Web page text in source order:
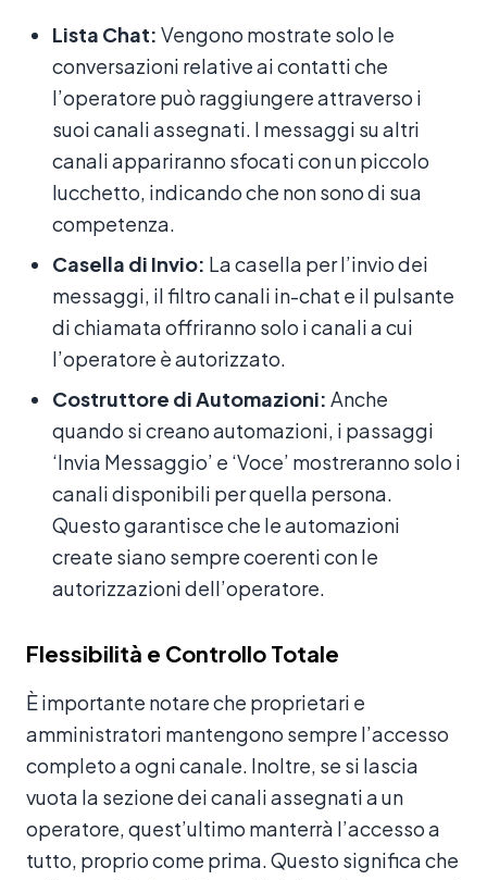
Lista Chat: Vengono mostrate solo le
conversazioni relative ai contatti che
l’operatore può raggiungere attraverso i
suoi canali assegnati. I messaggi su altri
canali appariranno sfocati con un piccolo
lucchetto, indicando che non sono di sua
competenza.
Casella di Invio: La casella per l’invio dei
messaggi, il filtro canali in-chat e il pulsante
di chiamata offriranno solo i canali a cui
l’operatore è autorizzato.
Costruttore di Automazioni: Anche
quando si creano automazioni, i passaggi
‘Invia Messaggio’ e ‘Voce’ mostreranno solo i
canali disponibili per quella persona.
Questo garantisce che le automazioni
create siano sempre coerenti con le
autorizzazioni dell’operatore.
Flessibilità e Controllo Totale
È importante notare che proprietari e
amministratori mantengono sempre l’accesso
completo a ogni canale. Inoltre, se si lascia
vuota la sezione dei canali assegnati a un
operatore, quest’ultimo manterrà l’accesso a
tutto, proprio come prima. Questo significa che